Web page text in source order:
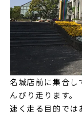
名城店前に集合し
んびり走ります。
速く走る目的では